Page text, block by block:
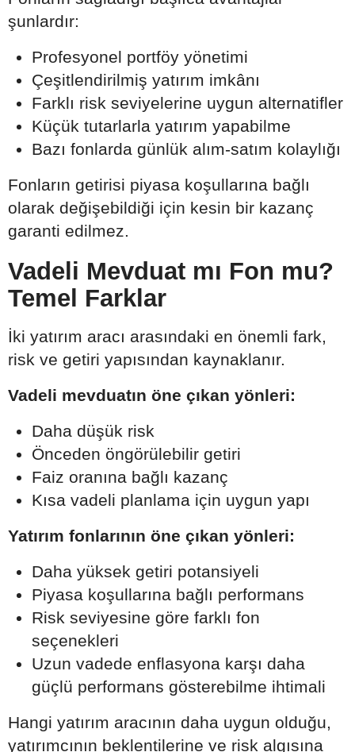
şunlardır:
Profesyonel portföy yönetimi
Çeşitlendirilmiş yatırım imkânı
Farklı risk seviyelerine uygun alternatifler
Küçük tutarlarla yatırım yapabilme
Bazı fonlarda günlük alım-satım kolaylığı
Fonların getirisi piyasa koşullarına bağlı
olarak değişebildiği için kesin bir kazanç
garanti edilmez.
Vadeli Mevduat mı Fon mu?
Temel Farklar
İki yatırım aracı arasındaki en önemli fark,
risk ve getiri yapısından kaynaklanır.
Vadeli mevduatın öne çıkan yönleri:
Daha düşük risk
Önceden öngörülebilir getiri
Faiz oranına bağlı kazanç
Kısa vadeli planlama için uygun yapı
Yatırım fonlarının öne çıkan yönleri:
Daha yüksek getiri potansiyeli
Piyasa koşullarına bağlı performans
Risk seviyesine göre farklı fon
seçenekleri
Uzun vadede enflasyona karşı daha
güçlü performans gösterebilme ihtimali
Hangi yatırım aracının daha uygun olduğu,
yatırımcının beklentilerine ve risk algısına